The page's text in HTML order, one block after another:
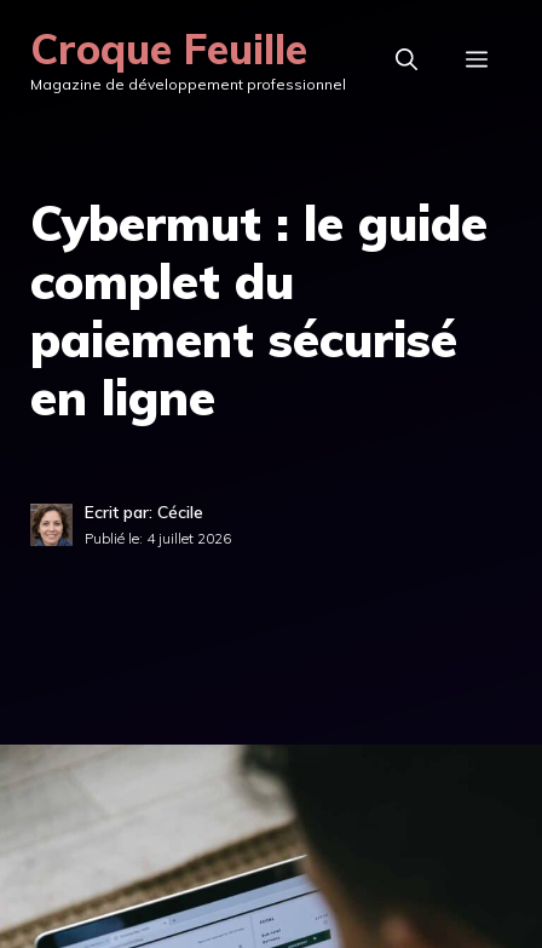
contenu
Croque Feuille
Magazine de développement professionnel
Cybermut : le guide
complet du
paiement sécurisé
en ligne
Ecrit par: Cécile
Publié le: 4 juillet 2026